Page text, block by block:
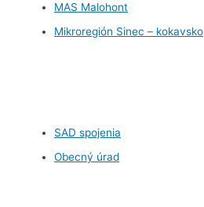
MAS Malohont
Mikroregión Sinec – kokavsko
SAD spojenia
Obecný úrad